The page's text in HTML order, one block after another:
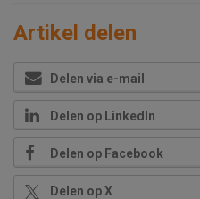
Artikel delen
Delen via e-mail
Delen op LinkedIn
Delen op Facebook
Delen op X